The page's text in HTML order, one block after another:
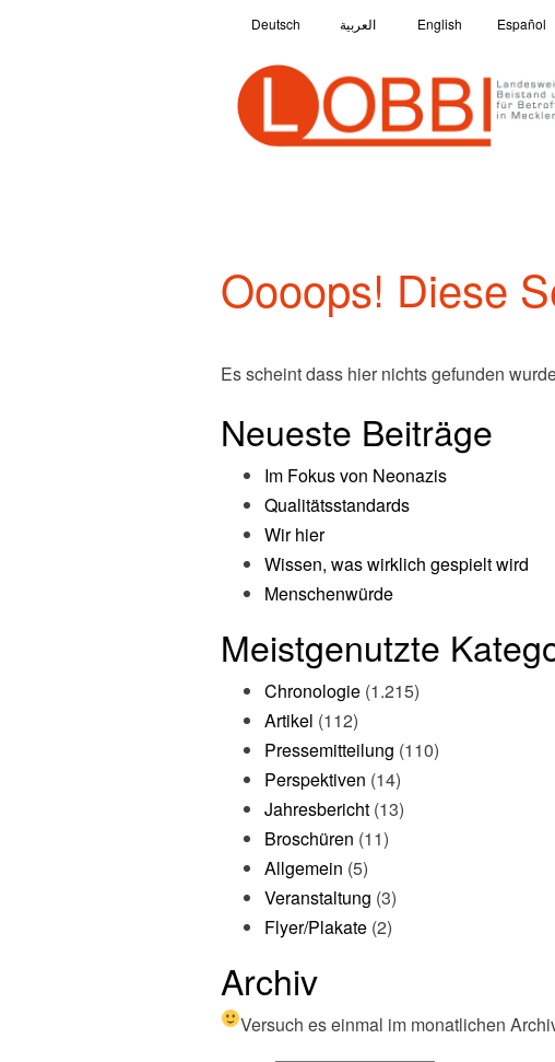
Deutsch العربية English Español
Oooops! Diese
Es scheint dass hier nichts gefunden
Neueste Beiträge
Im Fokus von Neonazis
Qualitätsstandards
Wir hier
Wissen, was wirklich gespielt wird
Menschenwürde
Meistgenutzte
Chronologie (1.215)
Artikel (112)
Pressemitteilung (110)
Perspektiven (14)
Jahresbericht (13)
Broschüren (11)
Allgemein (5)
Veranstaltung (3)
Flyer/Plakate (2)
Archiv
Versuch es einmal im monatlichen